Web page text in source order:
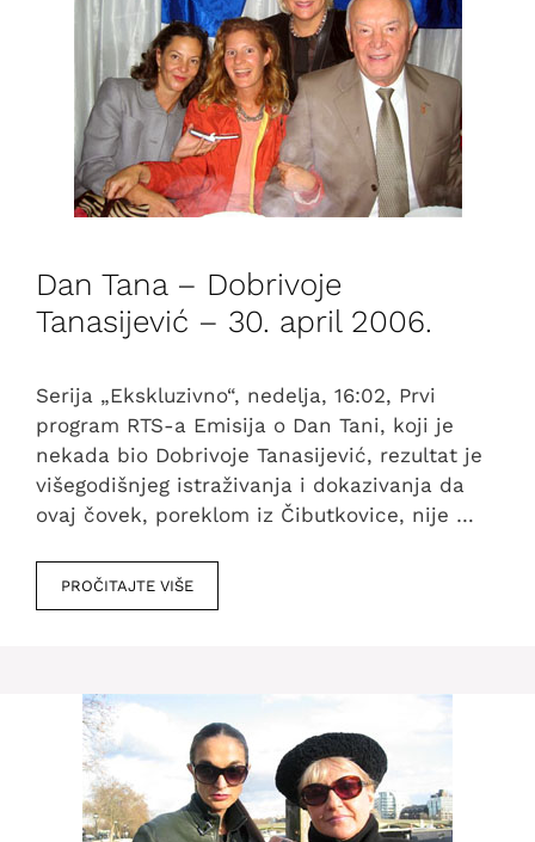
Dan Tana – Dobrivoje
Tanasijević – 30. april 2006.
Serija „Ekskluzivno“, nedelja, 16:02, Prvi
program RTS-a Emisija o Dan Tani, koji je
nekada bio Dobrivoje Tanasijević, rezultat je
višegodišnjeg istraživanja i dokazivanja da
ovaj čovek, poreklom iz Čibutkovice, nije …
PROČITAJTE VIŠE